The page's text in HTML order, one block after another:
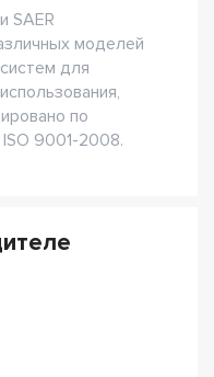
SAER
моделей
для
по
9001-2008.